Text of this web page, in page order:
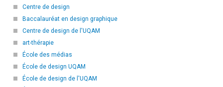
Centre de design
Baccalauréat en design graphique
Centre de design de l'UQAM
art-thérapie
École des médias
École de design UQAM
École de design de l'UQAM